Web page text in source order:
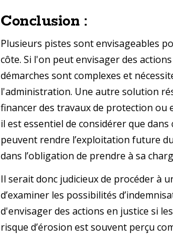
Conclusion :
Plusieurs pistes sont envisageables
côte. Si l'on peut envisager des
démarches sont complexes et
l'administration. Une autre solution
financer des travaux de protection ou
il est essentiel de considérer que
peuvent rendre l’exploitation future
dans l’obligation de prendre à sa
Il serait donc judicieux de procéder à
d’examiner les possibilités
d'envisager des actions en justice si
risque d’érosion est souvent perçu